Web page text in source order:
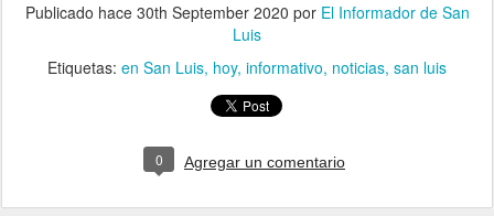
Publicado hace 30th September 2020 por El Informador de San
Luis
Etiquetas: en San Luis hoy informativo noticias san luis
0 Agregar un comentario